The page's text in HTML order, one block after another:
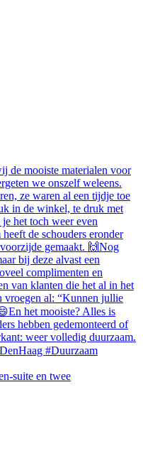
suite en twee